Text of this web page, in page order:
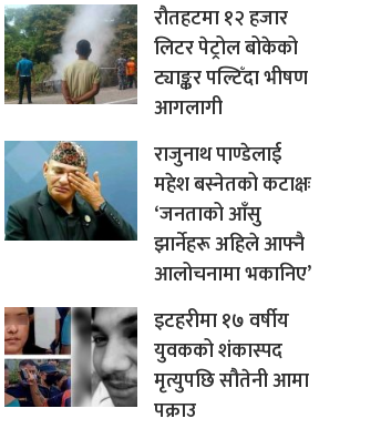
रौतहटमा १२ हजार
लिटर पेट्रोल बोकेको
ट्याङ्कर पल्टिँदा भीषण
आगलागी
राजुनाथ पाण्डेलाई
महेश बस्नेतको कटाक्षः
‘जनताको आँसु
झार्नेहरू अहिले आफ्नै
आलोचनामा भकानिए’
इटहरीमा १७ वर्षीय
युवकको शंकास्पद
मृत्युपछि सौतेनी आमा
पक्राउ